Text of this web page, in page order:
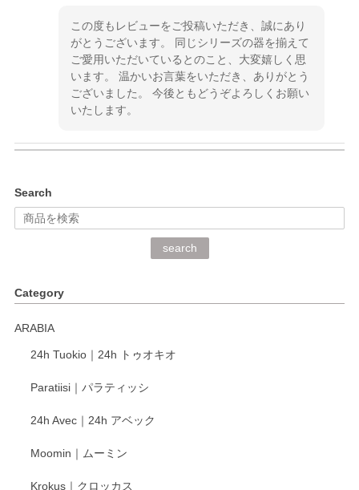
この度もレビューをご投稿いただき、誠にあり
がとうございます。 同じシリーズの器を揃えて
ご愛用いただいているとのこと、大変嬉しく思
います。 温かいお言葉をいただき、ありがとう
ございました。 今後ともどうぞよろしくお願い
いたします。
深さや大きさがとてもちょうど良く、手に馴染み、洗いやす
く、他の柄も何枚かこちらで買い、毎食時に使用していま
く交換して下さいました。
がとうございます。 同じシリーズの器を揃えて
います。 温かいお言葉をいただき、ありがとう
いたします。
Search
search
Category
ARABIA
24h Tuokio｜24h トゥオキオ
Paratiisi｜パラティッシ
24h Avec｜24h アベック
Moomin｜ムーミン
Krokus｜クロッカス